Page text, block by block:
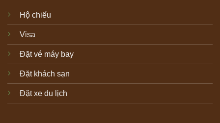
Hộ chiếu
Visa
Đặt vé máy bay
Đặt khách sạn
Đặt xe du lịch